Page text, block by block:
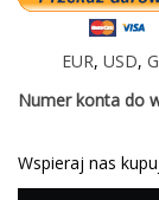
EUR, USD,
Numer konta do
Wspieraj nas